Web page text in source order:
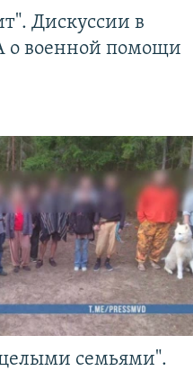
Дискуссии в
о военной помощи
семьями".